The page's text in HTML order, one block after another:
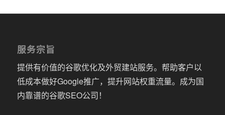
服务宗旨
提供有价值的谷歌优化及外贸建站服务。帮助客户以
低成本做好Google推广，提升网站权重流量。成为国
内靠谱的谷歌SEO公司！